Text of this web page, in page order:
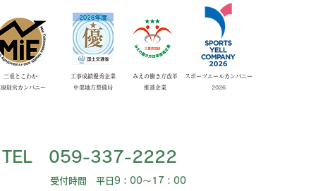
​三重とこわか
康経営カンパニー
みえの働き方改革
​推進企業
工事成績優秀企業
​中部地方整備局
スポーツエールカンパニー
​2026
​TEL 059-337-2222
​受付時間 平日9：00～17：00